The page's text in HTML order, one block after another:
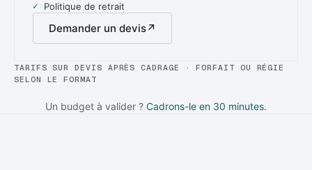
Politique de retrait
Demander un devis↗
TARIFS SUR DEVIS APRÈS CADRAGE · FORFAIT OU RÉGIE
SELON LE FORMAT
Un budget à valider ? Cadrons-le en 30 minutes.